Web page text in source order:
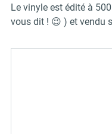
Le vinyle est édité à
vous dit ! 😉 ) et vendu